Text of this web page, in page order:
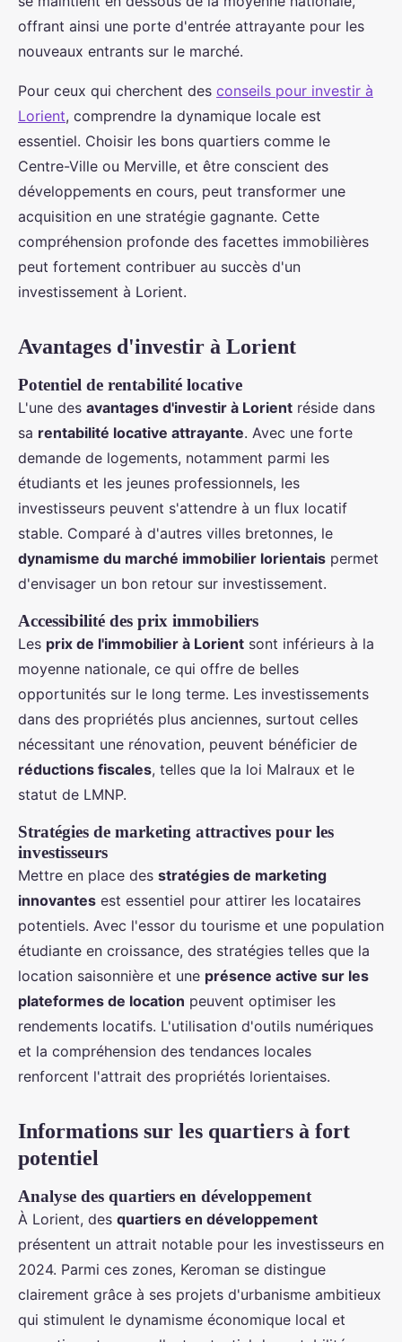
offrant ainsi une porte d'entrée attrayante pour les
nouveaux entrants sur le marché.
Pour ceux qui cherchent des conseils pour investir à
Lorient, comprendre la dynamique locale est
essentiel. Choisir les bons quartiers comme le
Centre-Ville ou Merville, et être conscient des
développements en cours, peut transformer une
acquisition en une stratégie gagnante. Cette
compréhension profonde des facettes immobilières
peut fortement contribuer au succès d'un
investissement à Lorient.
Avantages d'investir à Lorient
Potentiel de rentabilité locative
L'une des avantages d'investir à Lorient réside dans
sa rentabilité locative attrayante. Avec une forte
demande de logements, notamment parmi les
étudiants et les jeunes professionnels, les
investisseurs peuvent s'attendre à un flux locatif
stable. Comparé à d'autres villes bretonnes, le
dynamisme du marché immobilier lorientais permet
d'envisager un bon retour sur investissement.
Accessibilité des prix immobiliers
Les prix de l'immobilier à Lorient sont inférieurs à la
moyenne nationale, ce qui offre de belles
opportunités sur le long terme. Les investissements
dans des propriétés plus anciennes, surtout celles
nécessitant une rénovation, peuvent bénéficier de
réductions fiscales, telles que la loi Malraux et le
statut de LMNP.
Stratégies de marketing attractives pour les
investisseurs
Mettre en place des stratégies de marketing
innovantes est essentiel pour attirer les locataires
potentiels. Avec l'essor du tourisme et une population
étudiante en croissance, des stratégies telles que la
location saisonnière et une présence active sur les
plateformes de location peuvent optimiser les
rendements locatifs. L'utilisation d'outils numériques
et la compréhension des tendances locales
renforcent l'attrait des propriétés lorientaises.
Informations sur les quartiers à fort
potentiel
Analyse des quartiers en développement
À Lorient, des quartiers en développement
présentent un attrait notable pour les investisseurs en
2024. Parmi ces zones, Keroman se distingue
clairement grâce à ses projets d'urbanisme ambitieux
qui stimulent le dynamisme économique local et